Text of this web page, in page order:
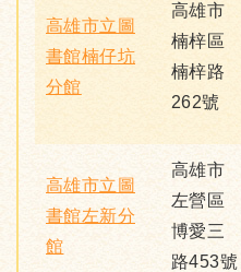
高雄市立圖
書館楠仔坑
分館
高雄市
楠梓區
楠梓路
262號
高雄市立圖
書館左新分
館
高雄市
左營區
博愛三
路453號